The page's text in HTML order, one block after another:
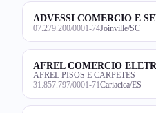
ADVESSI COMERCIO E
07.279.200/0001-74Joinville/SC
AFREL COMERCIO
AFREL PISOS E CARPETES
31.857.797/0001-71 Cariacica/ES